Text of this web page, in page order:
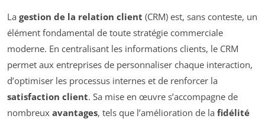
La gestion de la relation client (CRM) est, sans conteste, un
élément fondamental de toute stratégie commerciale
moderne. En centralisant les informations clients, le CRM
permet aux entreprises de personnaliser chaque interaction,
d’optimiser les processus internes et de renforcer la
satisfaction client. Sa mise en œuvre s’accompagne de
nombreux avantages, tels que l’amélioration de la fidélité